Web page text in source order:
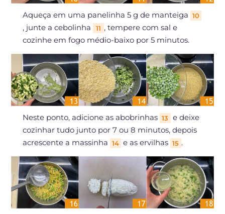
Aqueça em uma panelinha 5 g de manteiga 10
, junte a cebolinha 11 , tempere com sal e
cozinhe em fogo médio-baixo por 5 minutos.
Neste ponto, adicione as abobrinhas 13
e deixe
cozinhar tudo junto por 7 ou 8 minutos, depois
acrescente a massinha 14 e as ervilhas 15 .